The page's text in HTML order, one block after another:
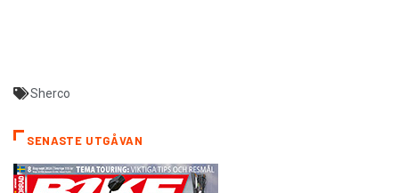
Sherco
SENASTE UTGÅVAN